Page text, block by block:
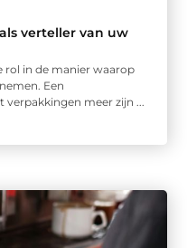
verteller van uw
rol in de manier waarop
Een
meer zijn ...